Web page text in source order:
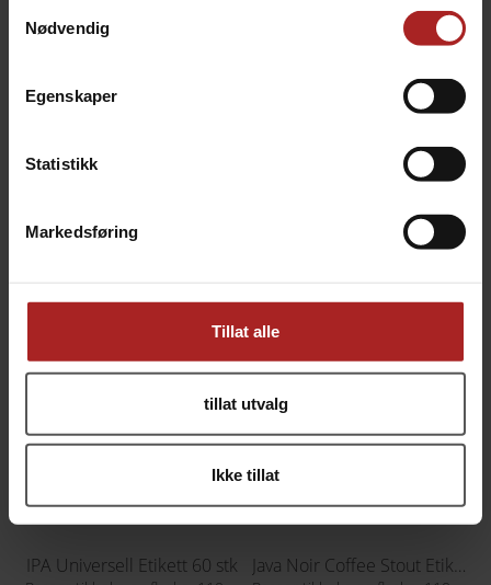
Nødvendig
Egenskaper
Statistikk
Markedsføring
Tillat alle
tillat utvalg
Ikke tillat
Dry Irish Stout Etikett 60 stk
Passer til boks og flaske, 110 x 80 mm
IPA Universell Etikett 60 stk Java Noir Coffee Stout Etikett 60 stk